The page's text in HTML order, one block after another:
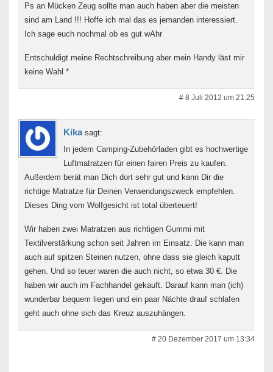
Ps an Mücken Zeug sollte man auch haben aber die meisten
sind am Land !!! Hoffe ich mal das es jemanden interessiert.
Ich sage euch nochmal ob es gut wAhr
Entschuldigt meine Rechtschreibung aber mein Handy läst mir
keine Wahl *
# 8 Juli 2012 um 21:25
Kika sagt:
In jedem Camping-Zubehörladen gibt es hochwertige
Luftmatratzen für einen fairen Preis zu kaufen.
Außerdem berät man Dich dort sehr gut und kann Dir die
richtige Matratze für Deinen Verwendungszweck empfehlen.
Dieses Ding vom Wolfgesicht ist total überteuert!
Wir haben zwei Matratzen aus richtigen Gummi mit
Textilverstärkung schon seit Jahren im Einsatz. Die kann man
auch auf spitzen Steinen nutzen, ohne dass sie gleich kaputt
gehen. Und so teuer waren die auch nicht, so etwa 30 €. Die
haben wir auch im Fachhandel gekauft. Darauf kann man (ich)
wunderbar bequem liegen und ein paar Nächte drauf schlafen
geht auch ohne sich das Kreuz auszuhängen.
# 20 Dezember 2017 um 13:34